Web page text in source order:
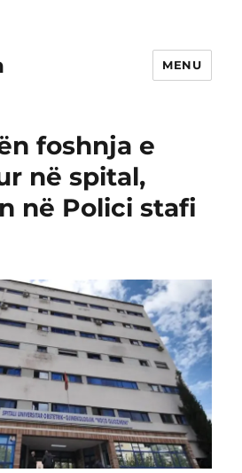
MENU
foshnja e
në spital,
në Polici stafi